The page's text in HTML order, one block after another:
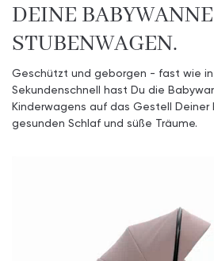
DEINE
STUBENWAGEN.
Geschützt und geborgen - fast wie in
Sekundenschnell hast Du die
Kinderwagens auf das Gestell Deiner
gesunden Schlaf und süße Träume.